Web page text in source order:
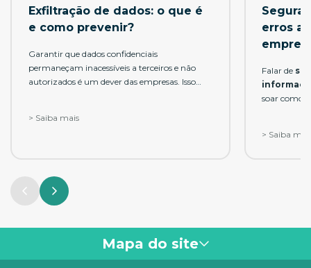
Exfiltração de dados: o que é
e como prevenir?
Garantir que dados confidenciais
permaneçam inacessíveis a terceiros e não
autorizados é um dever das empresas. Isso
negócios, tanto do ponto de vista da imagem
> Saiba mais
erros
Falar de
soar como
atualmente
> Saiba
Mapa do site